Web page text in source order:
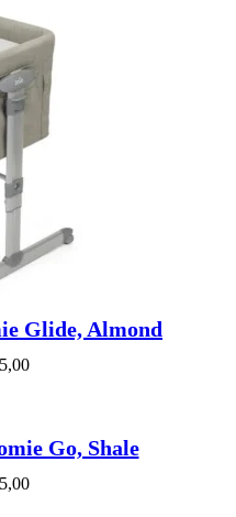
Glide, Almond
Go, Shale